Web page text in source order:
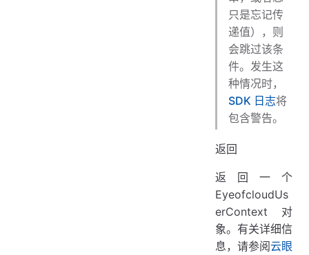
只是忘记传
递值），则
会跳过该条
件。发生这
种情况时，
SDK 日志将
包含警告。
返回
返回一个
EyeofcloudUs
erContext 对
象。有关详细信
息，请参阅云眼